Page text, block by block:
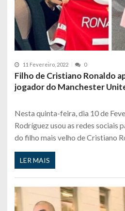
11 Fevereiro, 2022 0
Filho de Cristiano Ronaldo
jogador do Manchester
Nesta quinta-feira, dia 10 de
Rodríguez usou as redes sociais
do filho mais velho de Cristiano
LER MAIS